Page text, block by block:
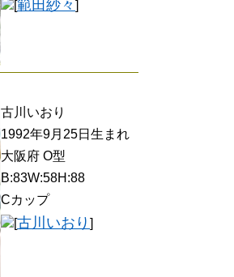
範田紗々
古川いおり
1992年9月25日生まれ
大阪府 O型
B:83W:58H:88
Cカップ
古川いおり